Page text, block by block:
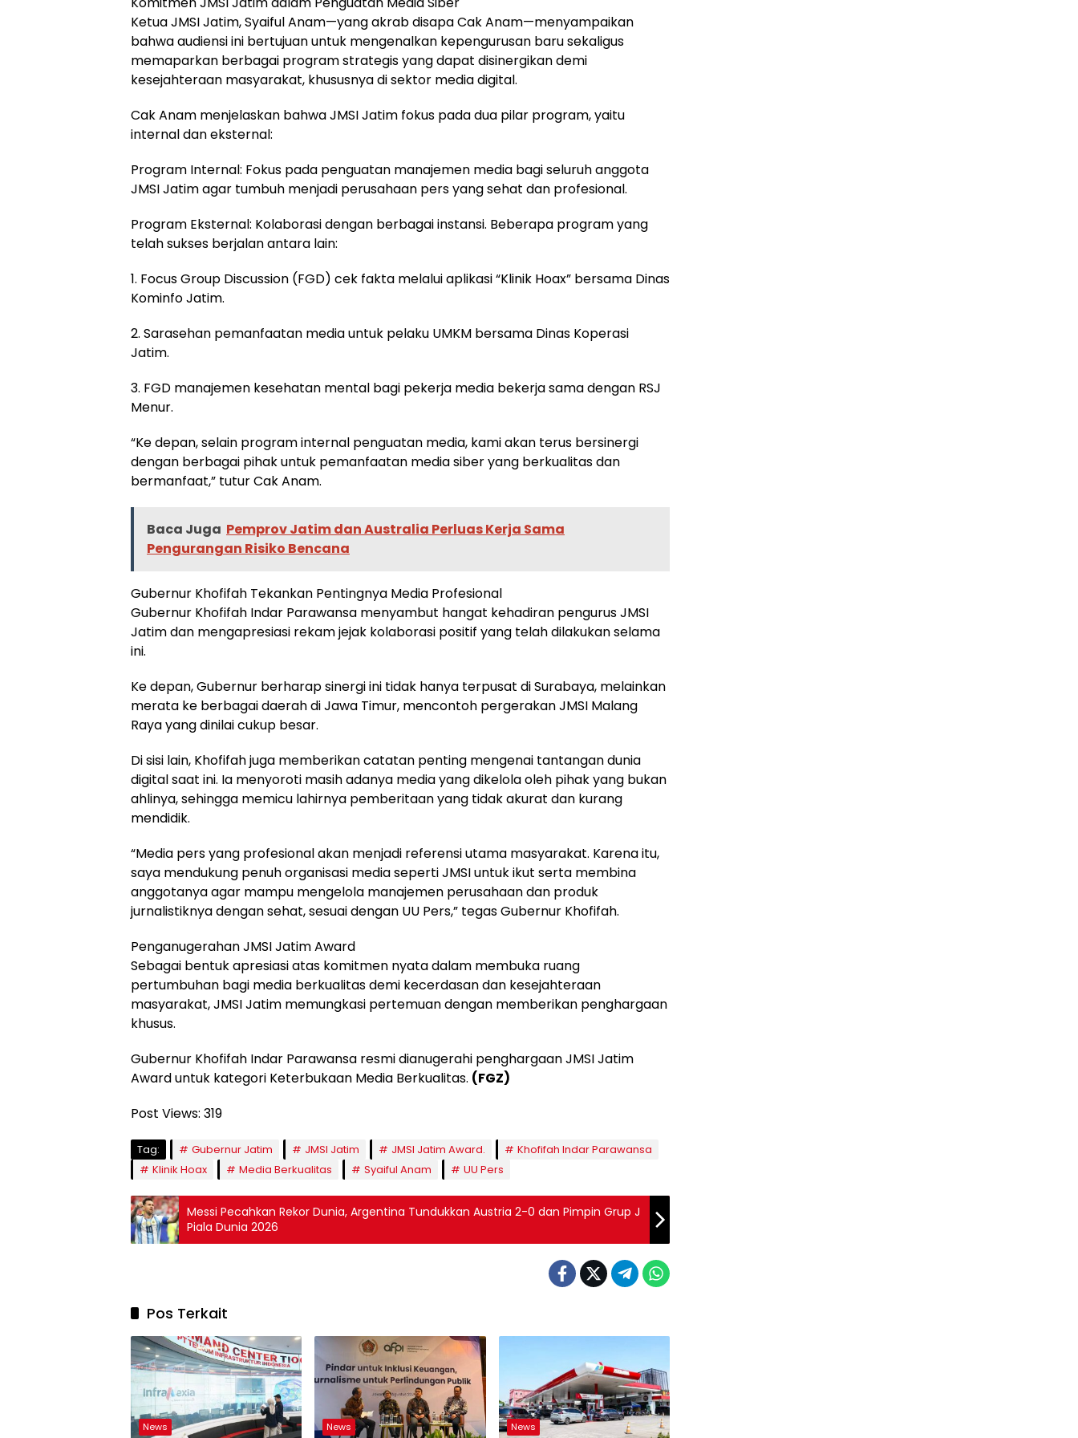
Ketua JMSI Jatim, Syaiful Anam—yang akrab disapa Cak Anam—menyampaikan
bahwa audiensi ini bertujuan untuk mengenalkan kepengurusan baru sekaligus
memaparkan berbagai program strategis yang dapat disinergikan demi
kesejahteraan masyarakat, khususnya di sektor media digital.
Cak Anam menjelaskan bahwa JMSI Jatim fokus pada dua pilar program, yaitu
internal dan eksternal:
Program Internal: Fokus pada penguatan manajemen media bagi seluruh anggota
JMSI Jatim agar tumbuh menjadi perusahaan pers yang sehat dan profesional.
Program Eksternal: Kolaborasi dengan berbagai instansi. Beberapa program yang
telah sukses berjalan antara lain:
1. Focus Group Discussion (FGD) cek fakta melalui aplikasi “Klinik Hoax” bersama Dinas
Kominfo Jatim.
2. Sarasehan pemanfaatan media untuk pelaku UMKM bersama Dinas Koperasi
Jatim.
3. FGD manajemen kesehatan mental bagi pekerja media bekerja sama dengan RSJ
Menur.
“Ke depan, selain program internal penguatan media, kami akan terus bersinergi
dengan berbagai pihak untuk pemanfaatan media siber yang berkualitas dan
bermanfaat,” tutur Cak Anam.
Baca Juga Pemprov Jatim dan Australia Perluas Kerja Sama
Pengurangan Risiko Bencana
Gubernur Khofifah Tekankan Pentingnya Media Profesional
Gubernur Khofifah Indar Parawansa menyambut hangat kehadiran pengurus JMSI
Jatim dan mengapresiasi rekam jejak kolaborasi positif yang telah dilakukan selama
ini.
Ke depan, Gubernur berharap sinergi ini tidak hanya terpusat di Surabaya, melainkan
merata ke berbagai daerah di Jawa Timur, mencontoh pergerakan JMSI Malang
Raya yang dinilai cukup besar.
Di sisi lain, Khofifah juga memberikan catatan penting mengenai tantangan dunia
digital saat ini. Ia menyoroti masih adanya media yang dikelola oleh pihak yang bukan
ahlinya, sehingga memicu lahirnya pemberitaan yang tidak akurat dan kurang
mendidik.
“Media pers yang profesional akan menjadi referensi utama masyarakat. Karena itu,
saya mendukung penuh organisasi media seperti JMSI untuk ikut serta membina
anggotanya agar mampu mengelola manajemen perusahaan dan produk
jurnalistiknya dengan sehat, sesuai dengan UU Pers,” tegas Gubernur Khofifah.
Penganugerahan JMSI Jatim Award
Sebagai bentuk apresiasi atas komitmen nyata dalam membuka ruang
pertumbuhan bagi media berkualitas demi kecerdasan dan kesejahteraan
masyarakat, JMSI Jatim memungkasi pertemuan dengan memberikan penghargaan
khusus.
Gubernur Khofifah Indar Parawansa resmi dianugerahi penghargaan JMSI Jatim
Award untuk kategori Keterbukaan Media Berkualitas. (FGZ)
Post Views: 319
Tag: Gubernur Jatim JMSI Jatim JMSI Jatim Award.
Khofifah Indar Parawansa
Klinik Hoax
Media Berkualitas Syaiful Anam UU Pers
Messi Pecahkan Rekor Dunia, Argentina Tundukkan Austria 2-0 dan Pimpin Grup J
Piala Dunia 2026
Pos Terkait
News News News